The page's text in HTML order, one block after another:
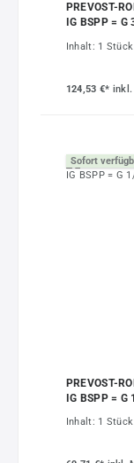
PREVOST-
IG BSPP =
Inhalt: 1 Stück
124,53 €* inkl.
Sofort
PREVOST-
IG BSPP =
Inhalt: 1 Stück